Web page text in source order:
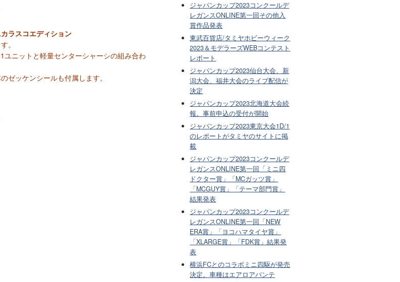
ラスコエディション
。
ユニットと軽量センターシャーシの組み合わ
ゼッケンシールも付属します。
ジャパンカップ2023コンクールデ
レガンスONLINE第一回その他入
賞作品発表
東武百貨店/タミヤホビーウィーク
2023＆モデラーズWEBコンテスト
レポート
ジャパンカップ2023仙台大会、新
潟大会、福井大会のライブ配信が
決定
ジャパンカップ2023北海道大会続
報。事前申込の受付が開始
ジャパンカップ2023東京大会1D/1
のレポートがタミヤのサイトに掲
載
ジャパンカップ2023コンクールデ
レガンスONLINE第一回「ミニ四
ドクター賞」「MCガッツ賞」
「MCGUY賞」「テーマ部門賞」
結果発表
ジャパンカップ2023コンクールデ
レガンスONLINE第一回「NEW
ERA賞」「ヨコハマタイヤ賞」
「XLARGE賞」「FDK賞」結果発
表
横浜FCとのコラボミニ四駆が発売
決定。車種はエアロアバンテ